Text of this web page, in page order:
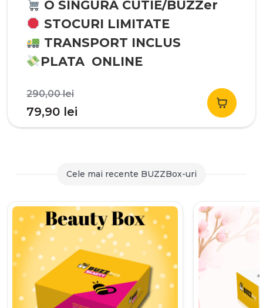
O SINGURĂ CUTIE/BUZZer
STOCURI LIMITATE
TRANSPORT INCLUS
PLATA ONLINE
290,00leiPrețul
inițial
a
290,00 lei.
79,90 lei
curent
79,90 lei.
Cele mai recente BUZZBox-uri